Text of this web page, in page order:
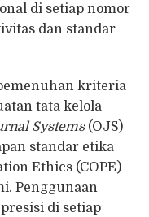
di setiap nomor
dan standar
kriteria
tata kelola
Systems(OJS)
standar etika
Ethics (COPE)
Penggunaan
di setiap